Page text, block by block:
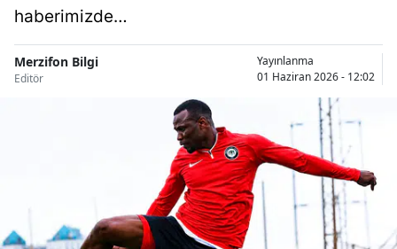
haberimizde…
Merzifon Bilgi
Editör
Yayınlanma
01 Haziran 2026 - 12:02